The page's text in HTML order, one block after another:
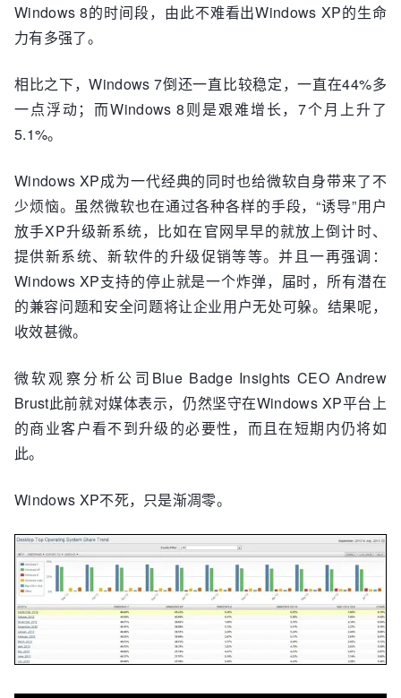
Windows 8的时间段，由此不难看出Windows XP的生命
力有多强了。
相比之下，Windows 7倒还一直比较稳定，一直在44%多
一点浮动；而Windows 8则是艰难增长，7个月上升了
5.1%。
Windows XP成为一代经典的同时也给微软自身带来了不
少烦恼。虽然微软也在通过各种各样的手段，“诱导”用户
放手XP升级新系统，比如在官网早早的就放上倒计时、
提供新系统、新软件的升级促销等等。并且一再强调：
Windows XP支持的停止就是一个炸弹，届时，所有潜在
的兼容问题和安全问题将让企业用户无处可躲。结果呢，
收效甚微。
微软观察分析公司Blue Badge Insights CEO Andrew
Brust此前就对媒体表示，仍然坚守在Windows XP平台上
的商业客户看不到升级的必要性，而且在短期内仍将如
此。
Windows XP不死，只是渐凋零。